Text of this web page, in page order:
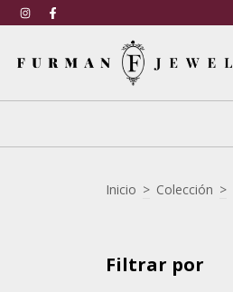
Inicio > Colección >
Filtrar por